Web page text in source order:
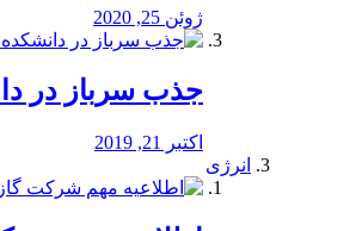
ژوئن 25, 2020
جذب سرباز در
اکتبر 21, 2019
انرژی